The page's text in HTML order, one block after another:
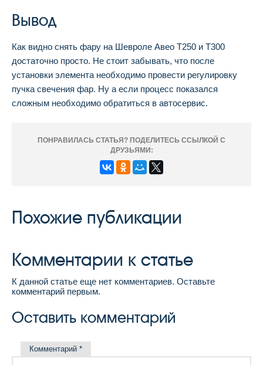
Вывод
Как видно снять фару на Шевроле Авео Т250 и Т300
достаточно просто. Не стоит забывать, что после
установки элемента необходимо провести регулировку
пучка свечения фар. Ну а если процесс показался
сложным необходимо обратиться в автосервис.
ПОНРАВИЛАСЬ СТАТЬЯ? ПОДЕЛИТЕСЬ ССЫЛКОЙ С
ДРУЗЬЯМИ:
Похожие публикации
Комментарии к статье
К данной статье еще нет комментариев. Оставьте
комментарий первым.
Оставить комментарий
Комментарий *